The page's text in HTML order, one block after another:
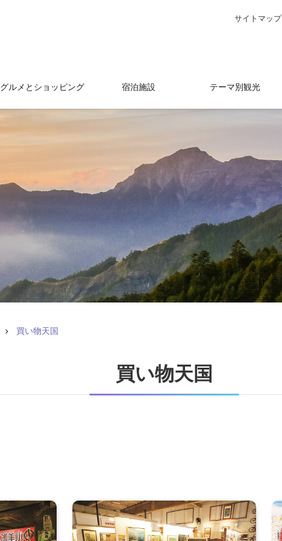
サイトマップ
グルメとショッピング 宿泊施設 テーマ別観光
買い物天国
買い物天国